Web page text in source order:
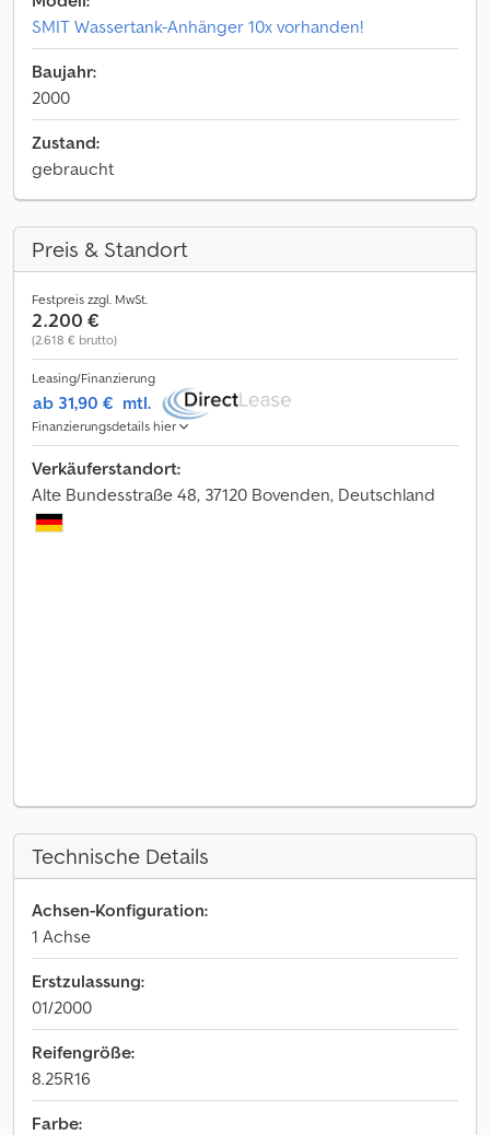
SMIT Wassertank-Anhänger 10x vorhanden!
Baujahr:
2000
Zustand:
gebraucht
Preis & Standort
Festpreis zzgl. MwSt.
2.200 €
(2.618 € brutto)
Leasing/Finanzierung
ab 31,90 € mtl.
Finanzierungsdetails hier
Verkäuferstandort:
Alte Bundesstraße 48, 37120 Bovenden, Deutschland
Technische Details
Achsen-Konfiguration:
1 Achse
Erstzulassung:
01/2000
Reifengröße:
8.25R16
Farbe: